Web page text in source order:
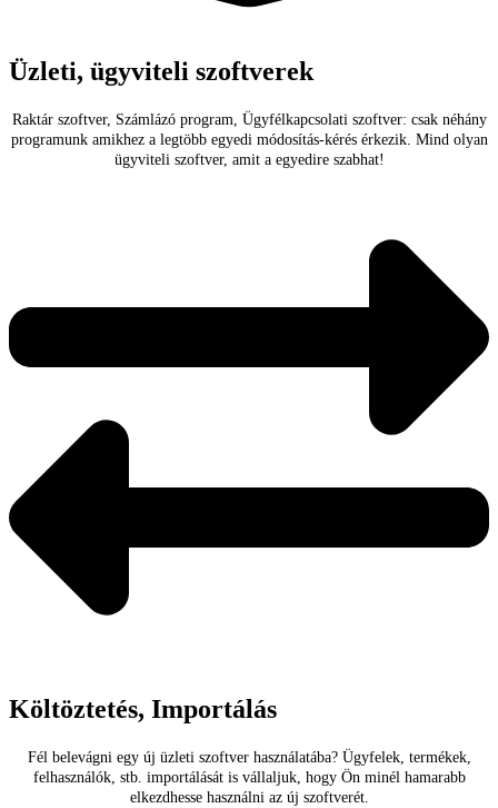
Üzleti, ügyviteli szoftverek
Raktár szoftver, Számlázó program, Ügyfélkapcsolati szoftver: csak néhány
programunk amikhez a legtöbb egyedi módosítás-kérés érkezik. Mind olyan
ügyviteli szoftver, amit a egyedire szabhat!
Költöztetés, Importálás
Fél belevágni egy új üzleti szoftver használatába? Ügyfelek, termékek,
felhasználók, stb. importálását is vállaljuk, hogy Ön minél hamarabb
elkezdhesse használni az új szoftverét.